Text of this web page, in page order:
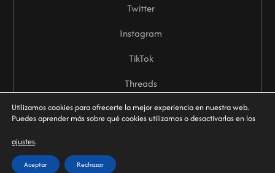
Twitter
Instagram
TikTok
Threads
Utilizamos cookies para ofrecerte la mejor experiencia en nuestra web.
Puedes aprender más sobre qué cookies utilizamos o desactivarlas en los
ajustes.
Aceptar Rechazar